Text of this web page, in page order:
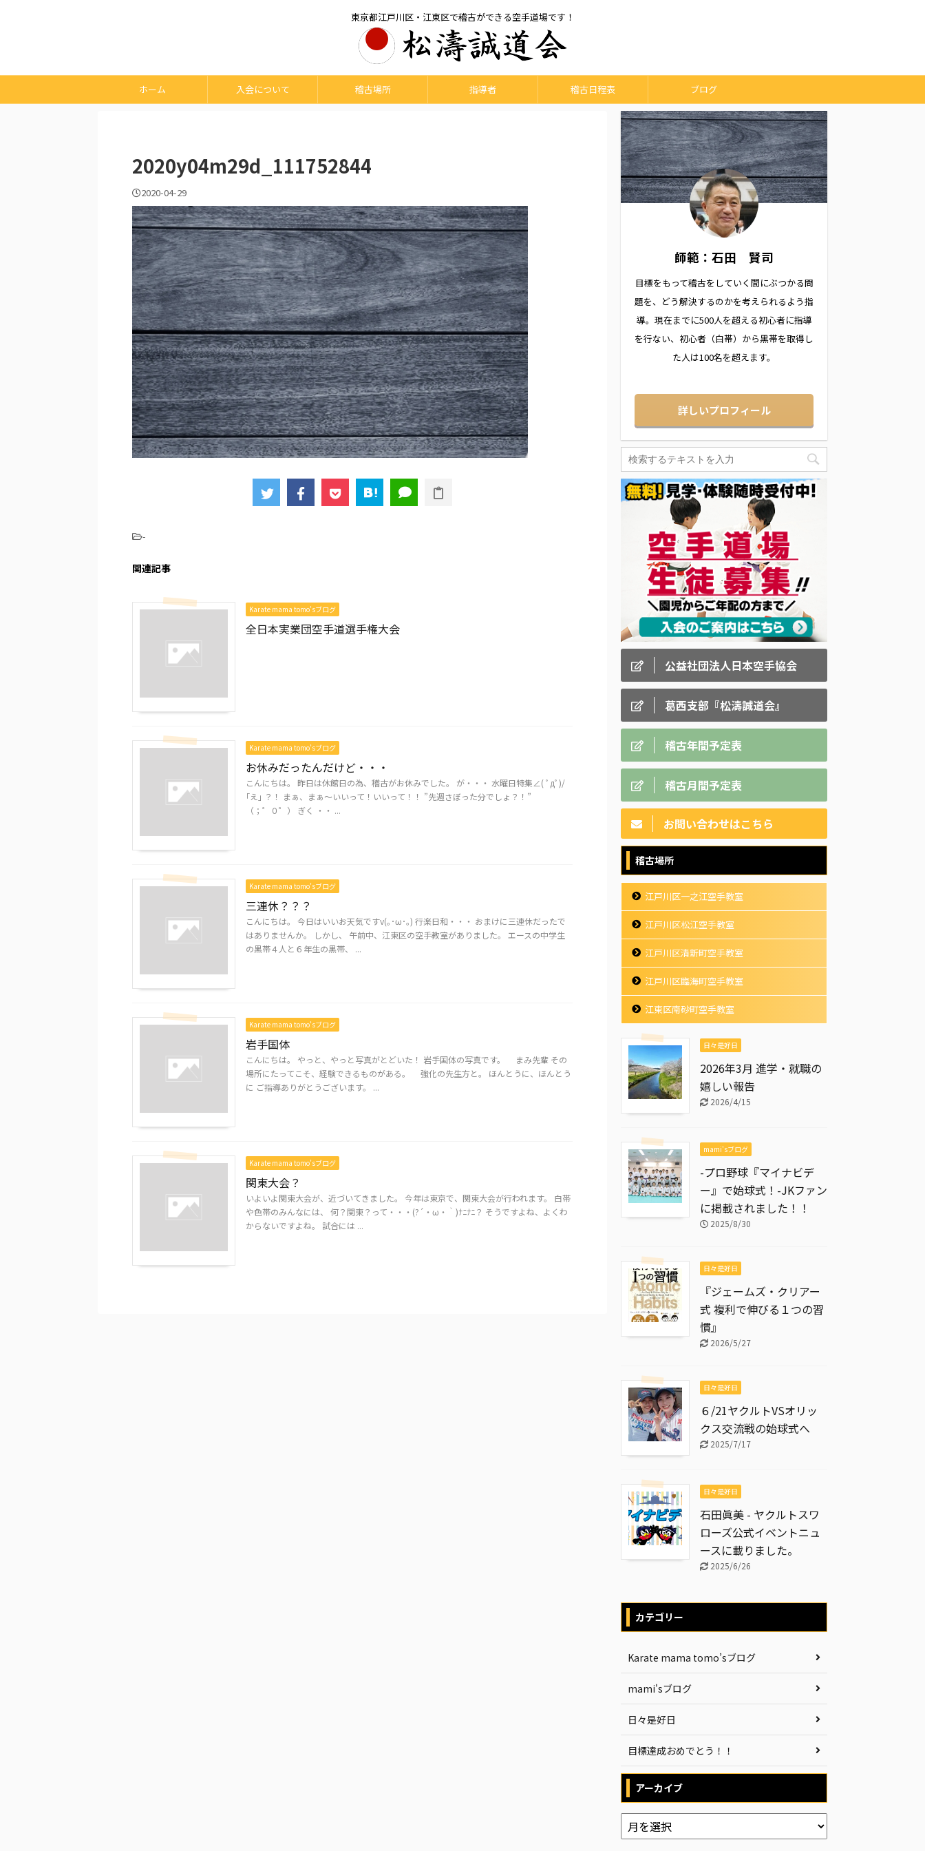
東京都江戸川区・江東区で稽古ができる空手道場です！
ホーム 入会について 稽古場所 指導者 稽古日程表 ブログ
2020y04m29d_111752844
2020-04-29
-
関連記事
Karate mama tomo’sブログ
全日本実業団空手道選手権大会
Karate mama tomo’sブログ
お休みだったんだけど・・・
こんにちは。 昨日は休館日の為、稽古がお休みでした。 が・・・ 水曜日特集∠( ﾟдﾟ)/
｢え｣ ？！ まぁ、まぁ～いいって！いいって！！ ”先週さぼった分でしょ？！”
（；゜０゜） ぎく ・・ ...
Karate mama tomo’sブログ
三連休？？？
こんにちは。 今日はいいお天気ですv(｡･ω･｡) 行楽日和・・・ おまけに三連休だったで
はありませんか。 しかし、 午前中、江東区の空手教室がありました。 エースの中学生
の黒帯４人と６年生の黒帯、 ...
Karate mama tomo’sブログ
岩手国体
こんにちは。 やっと、やっと写真がとどいた！ 岩手国体の写真です。 まみ先輩 その
場所にたってこそ、経験できるものがある。 強化の先生方と。 ほんとうに、ほんとう
に ご指導ありがとうございます。 ...
Karate mama tomo’sブログ
関東大会？
いよいよ関東大会が、近づいてきました。 今年は東京で、関東大会が行われます。 白帯
や色帯のみんなには、 何？関東？って・・・(?´・ω・｀)ﾅﾆﾅﾆ？ そうですよね、よくわ
からないですよね。 試合には ...
師範：石田 賢司
目標をもって稽古をしていく間にぶつかる問
題を、どう解決するのかを考えられるよう指
導。現在までに500人を超える初心者に指導
を行ない、初心者（白帯）から黒帯を取得し
た人は100名を超えます。
詳しいプロフィール
公益社団法人日本空手協会
葛西支部『松濤誠道会』
稽古年間予定表
稽古月間予定表
お問い合わせはこちら
稽古場所
江戸川区一之江空手教室
江戸川区松江空手教室
江戸川区清新町空手教室
江戸川区臨海町空手教室
江東区南砂町空手教室
日々是好日
2026年3月 進学・就職の
嬉しい報告
2026/4/15
mami'sブログ
-プロ野球『マイナビデ
ー』で始球式！-JKファン
に掲載されました！！
2025/8/30
日々是好日
『ジェームズ・クリアー
式 複利で伸びる１つの習
慣』
2026/5/27
日々是好日
６/21ヤクルトVSオリッ
クス交流戦の始球式へ
2025/7/17
日々是好日
石田眞美 - ヤクルトスワ
ローズ公式イベントニュ
ースに載りました。
2025/6/26
カテゴリー
Karate mama tomo’sブログ
mami'sブログ
日々是好日
目標達成おめでとう！！
アーカイブ